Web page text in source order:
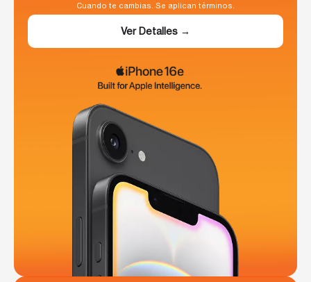
Cuando te cambias. Se aplican términos.
Ver Detalles →